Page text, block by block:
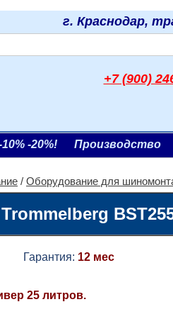
г. Краснодар,
+7 (900)
-20%! Производство
/ Оборудование для
Гарантия: 12 мес
25 литров.